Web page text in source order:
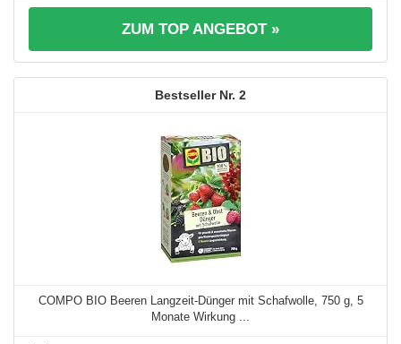
ZUM TOP ANGEBOT »
2
COMPO BIO Beeren Langzeit-Dünger mit Schafwolle, 750 g, 5
Monate Wirkung ...